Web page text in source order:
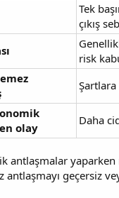
Tek
çıkış
risk
Şartlara
olay
Daha
antlaşmalar yaparken
antlaşmayı geçersiz